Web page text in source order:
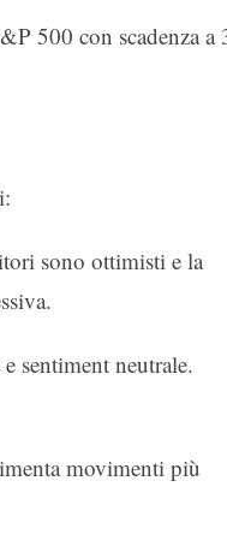
500 con scadenza a
sono ottimisti e la
sentiment neutrale.
movimenti più